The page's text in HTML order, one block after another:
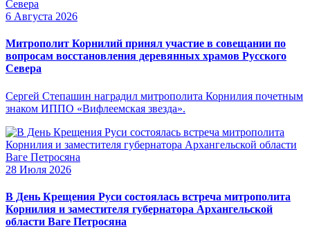
6 Августа 2026
Митрополит Корнилий принял участие в совещании по
вопросам восстановления деревянных храмов Русского
Севера
Сергей Степашин наградил митрополита Корнилия почетным
знаком ИППО «Вифлеемская звезда».
28 Июля 2026
В День Крещения Руси состоялась встреча митрополита
Корнилия и заместителя губернатора Архангельской
области Ваге Петросяна